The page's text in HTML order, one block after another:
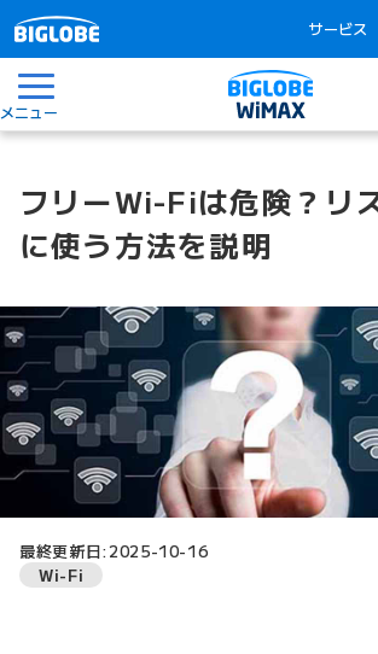
サービス
メニュー
フリーWi-Fiは危険？リ
に使う方法を説明
最終更新日:2025-10-16
Wi-Fi